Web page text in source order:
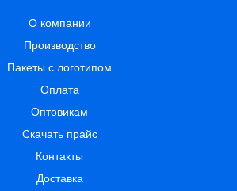
О компании
Производство
Пакеты с логотипом
Оплата
Оптовикам
Скачать прайс
Контакты
Доставка